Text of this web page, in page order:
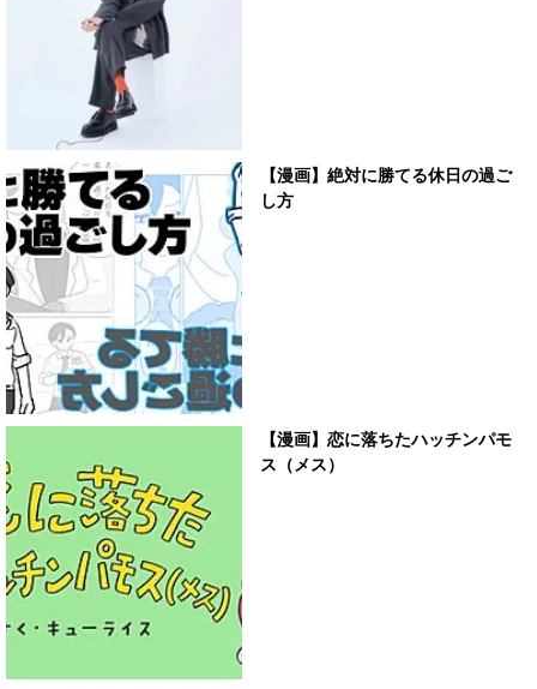
【漫画】絶対に勝てる休日の過ご
し方
【漫画】恋に落ちたハッチンパモ
ス（メス）